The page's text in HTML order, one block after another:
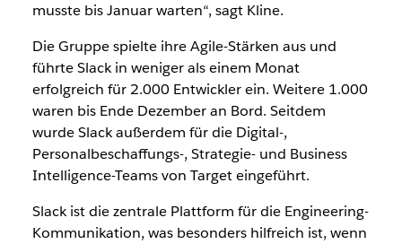
musste bis Januar warten“, sagt Kline.
Die Gruppe spielte ihre Agile-Stärken aus und
führte Slack in weniger als einem Monat
erfolgreich für 2.000 Entwickler ein. Weitere 1.000
waren bis Ende Dezember an Bord. Seitdem
wurde Slack außerdem für die Digital-,
Personalbeschaffungs-, Strategie- und Business
Intelligence-Teams von Target eingeführt.
Slack ist die zentrale Plattform für die Engineering-
Kommunikation, was besonders hilfreich ist, wenn